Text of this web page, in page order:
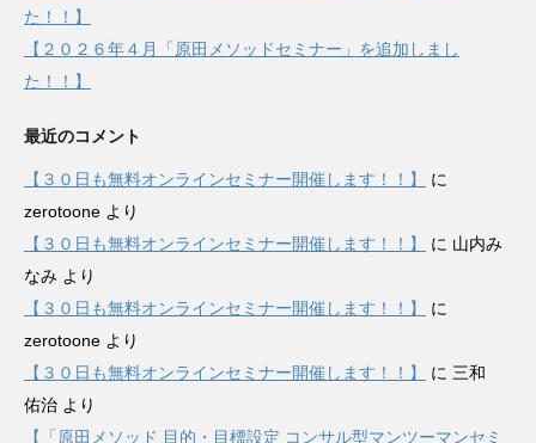
た！！】
【２０２６年４月「原田メソッドセミナー」を追加しまし
た！！】
最近のコメント
【３０日も無料オンラインセミナー開催します！！】
に
zerotoone より
【３０日も無料オンラインセミナー開催します！！】
に 山内み
なみ より
【３０日も無料オンラインセミナー開催します！！】
に
zerotoone より
【３０日も無料オンラインセミナー開催します！！】
に 三和
佑治 より
【「原田メソッド 目的・目標設定 コンサル型マンツーマンセミ